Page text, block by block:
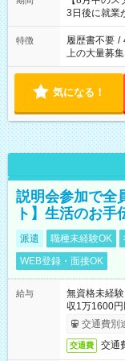
ね。 ※Wワーク希望の方へ 今ご覧のお仕事で希望する勤務時間
と、もう1つ
合は応募で
3日後に就業
特徴 履歴書不要 /
上の大量募集
気になる！
説明会参加で全
ト】生活のお手
派遣 職種未経験OK
WEB登録・面接OK
給与
無資格未経
収1万1600円
交通費別
交通費 交通